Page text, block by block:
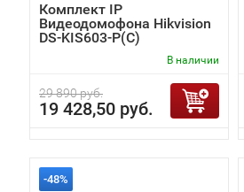
Комплект IP
Видеодомофона Hikvision
DS-KIS603-P(C)
В наличии
29 890 руб.
19 428,50 руб.
-48%